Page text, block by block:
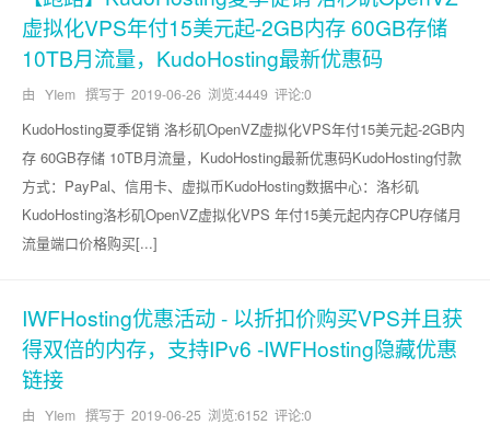
虚拟化VPS年付15美元起-2GB内存 60GB存储
10TB月流量，KudoHosting最新优惠码
由 YIem 撰写于 2019-06-26 浏览:4449 评论:0
KudoHosting夏季促销 洛杉矶OpenVZ虚拟化VPS年付15美元起-2GB内
存 60GB存储 10TB月流量，KudoHosting最新优惠码KudoHosting付款
方式：PayPal、信用卡、虚拟币KudoHosting数据中心：洛杉矶
KudoHosting洛杉矶OpenVZ虚拟化VPS 年付15美元起内存CPU存储月
流量端口价格购买[...]
IWFHosting优惠活动 - 以折扣价购买VPS并且获
得双倍的内存，支持IPv6 -IWFHosting隐藏优惠
链接
由 YIem 撰写于 2019-06-25 浏览:6152 评论:0